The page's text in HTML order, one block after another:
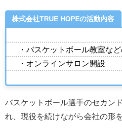
株式会社TRUE HOPEの活動内容
・バスケットボール教室な
・オンラインサロン開設
バスケットボール選手のセカン
れ、現役を続けながら会社の形